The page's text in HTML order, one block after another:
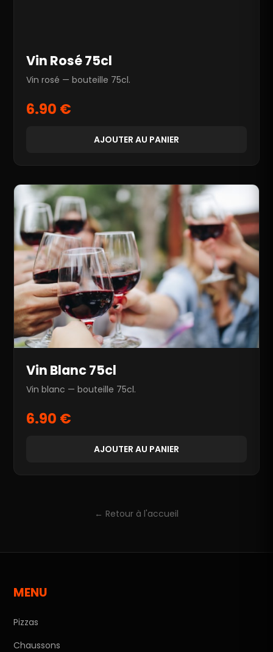
Vin Rosé 75cl
Vin rosé — bouteille 75cl.
6.90 €
AJOUTER AU PANIER
Vin Blanc 75cl
Vin blanc — bouteille 75cl.
6.90 €
AJOUTER AU PANIER
← Retour à l'accueil
MENU
Pizzas
Chaussons